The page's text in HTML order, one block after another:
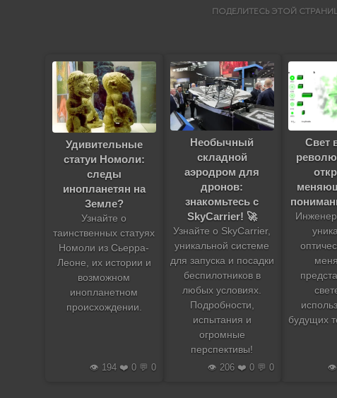
ПОДЕЛИТЕСЬ ЭТОЙ
Удивительные
статуи Номоли:
следы
инопланетян на
Земле?
Узнайте о
таинственных статуях
Номоли из Сьерра-
Леоне, их истории и
возможном
инопланетном
происхождении.
👁️ 194 ❤️ 0 💬 0
Необычный
складной
аэродром для
дронов:
знакомьтесь с
SkyCarrier! 🚀
Узнайте о SkyCarrier,
уникальной системе
для запуска и посадки
беспилотников в
любых условиях.
Подробности,
испытания и
огромные
перспективы!
👁️ 206 ❤️ 0 💬 0
Свет
будущих
👁️